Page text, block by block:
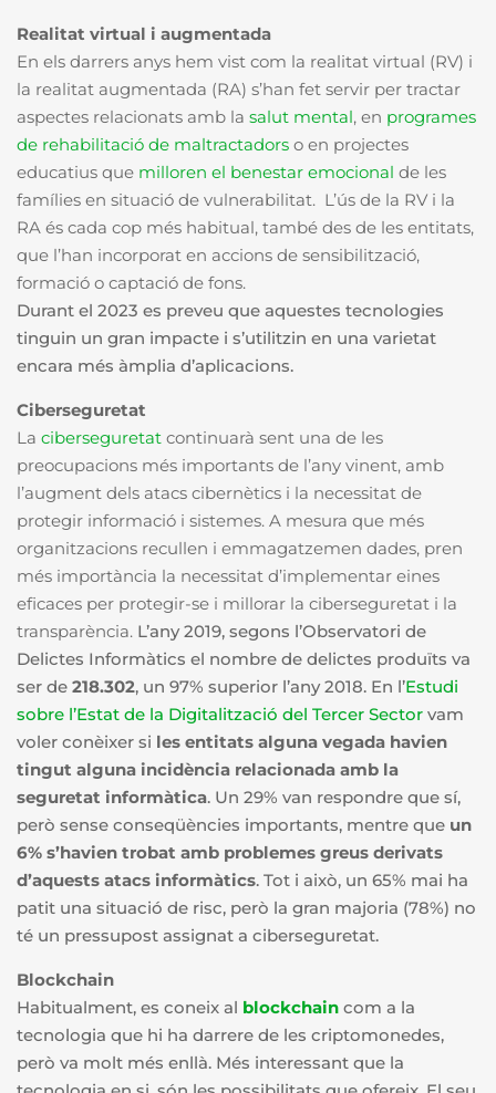
Realitat virtual i augmentada
En els darrers anys hem vist com la realitat virtual (RV) i
la realitat augmentada (RA) s’han fet servir per tractar
aspectes relacionats amb la salut mental, en programes
de rehabilitació de maltractadors o en projectes
educatius que milloren el benestar emocional de les
famílies en situació de vulnerabilitat. L’ús de la RV i la
RA és cada cop més habitual, també des de les entitats,
que l’han incorporat en accions de sensibilització,
formació o captació de fons.
Durant el 2023 es preveu que aquestes tecnologies
tinguin un gran impacte i s’utilitzin en una varietat
encara més àmplia d’aplicacions.
Ciberseguretat
La ciberseguretat continuarà sent una de les
preocupacions més importants de l’any vinent, amb
l’augment dels atacs cibernètics i la necessitat de
protegir informació i sistemes. A mesura que més
organitzacions recullen i emmagatzemen dades, pren
més importància la necessitat d’implementar eines
eficaces per protegir-se i millorar la ciberseguretat i la
transparència. L’any 2019, segons l’Observatori de
Delictes Informàtics el nombre de delictes produïts va
ser de 218.302, un 97% superior l’any 2018. En l’Estudi
sobre l’Estat de la Digitalització del Tercer Sector vam
voler conèixer si les entitats alguna vegada havien
tingut alguna incidència relacionada amb la
seguretat informàtica. Un 29% van respondre que sí,
però sense conseqüències importants, mentre que un
6% s’havien trobat amb problemes greus derivats
d’aquests atacs informàtics. Tot i això, un 65% mai ha
patit una situació de risc, però la gran majoria (78%) no
té un pressupost assignat a ciberseguretat.
Blockchain
Habitualment, es coneix al blockchain com a la
tecnologia que hi ha darrere de les criptomonedes,
però va molt més enllà. Més interessant que la